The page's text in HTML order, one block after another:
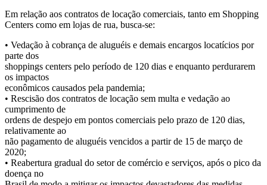
Em relação aos contratos de locação comerciais, tanto em Shopping
Centers como em lojas de rua, busca-se:
• Vedação à cobrança de aluguéis e demais encargos locatícios por
parte dos
shoppings centers pelo período de 120 dias e enquanto perdurarem
os impactos
econômicos causados pela pandemia;
• Rescisão dos contratos de locação sem multa e vedação ao
cumprimento de
ordens de despejo em pontos comerciais pelo prazo de 120 dias,
relativamente ao
não pagamento de aluguéis vencidos a partir de 15 de março de
2020;
• Reabertura gradual do setor de comércio e serviços, após o pico da
doença no